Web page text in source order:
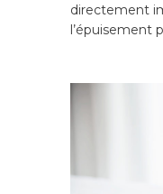
directement
l’épuisement